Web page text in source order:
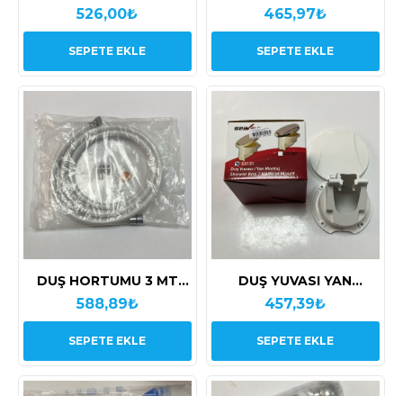
526,00₺
SEPETE EKLE
465,97₺
SEPETE EKLE
DUŞ HORTUMU 3 MT
NUOVA RADE
588,89₺
SEPETE EKLE
DUŞ YUVASI YAN
MONTAJ BEYAZ
KAPAKLI
457,39₺
SEPETE EKLE